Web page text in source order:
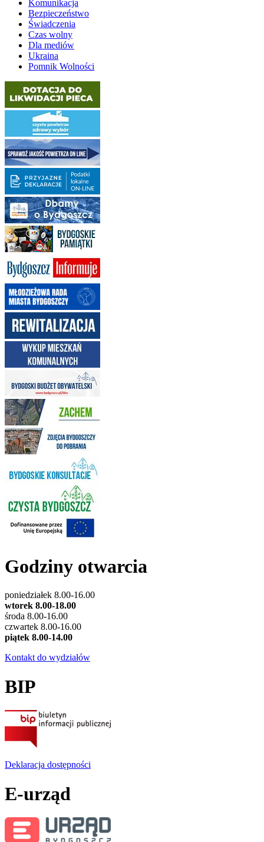
Komunikacja
Bezpieczeństwo
Świadczenia
Czas wolny
Dla mediów
Ukraina
Pomnik Wolności
Godziny otwarcia
poniedziałek 8.00-16.00
wtorek 8.00-18.00
środa 8.00-16.00
czwartek 8.00-16.00
piątek 8.00-14.00
Kontakt do wydziałów
BIP
Deklaracja dostępności
E-urząd